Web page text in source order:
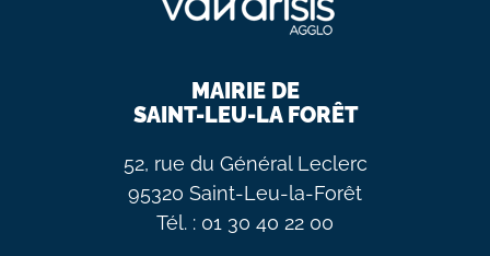
MAIRIE DE
SAINT-LEU-LA FORÊT
52, rue du Général Leclerc
95320 Saint-Leu-la-Forêt
Tél. : 01 30 40 22 00